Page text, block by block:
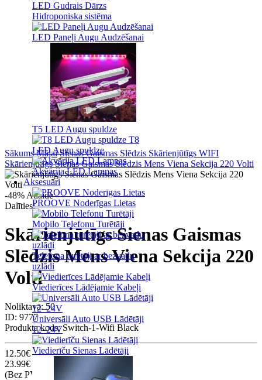
LED Gudrais Dārzs
Hidroponiska sistēma
LED Paneļi Augu Audzēšanai
T5 LED Augu spuldze
T8
LED Augu spuldze
Akvārija LED Lampas
Aksesuāri
PROOVE Noderīgas Lietas
Mobilo Telefonu Turētāji
Telefona turētāji ar bezvadu
uzlādi
Viedierīces Lādējamie Kabeļi
Universāli Auto USB Lādētāji
12–24V
Viedierīču Sienas Lādētāji
Sākums Mājai Sienas Gaismas Slēdzis Skārienjūtīgs WIFI
Skārienjūtīgs Sienas Gaismas Slēdzis Mens Viena Sekcija 220 Volti
-48% Atlaide
Dalīties:
Skārienjūtīgs Sienas Gaismas
Slēdzis Mens Viena Sekcija 220
Volti
Noliktavā: 50
ID: 9777
Produkta kods:Switch-1-Wifi Black
12.50€
23.99€
(Bez PVN: 10.33€)